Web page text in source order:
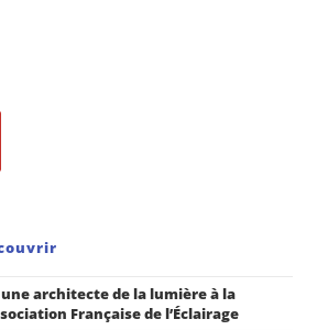
architecte de la lumière à la
Française de l’Éclairage